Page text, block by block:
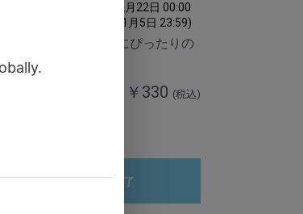
(予約受付期間 2023年12月22日 00:00
～ 予約受付期間 2024年1月5日 23:59)
社畜や迷える現代人にぴったりの
ステッカーです。
￥330 (税込)
予約受付終了